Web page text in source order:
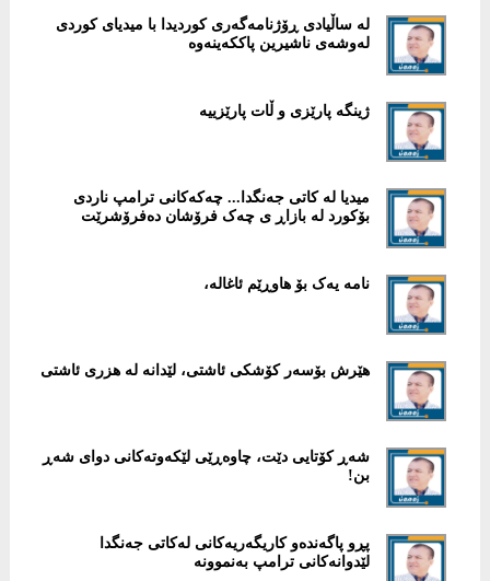
لە ساڵیادی ڕۆژنامەگەری کوردیدا با میدیای کوردی
لەوشەی ناشیرین پاککەینەوە
ژینگە پارێزی و ڵات پارێزییە
میدیا لە کاتی جەنگدا... چەکەکانی ترامپ ناردی
بۆکورد لە بازاڕ ی چەک فرۆشان دەفرۆشرێت
نامە یەک بۆ هاوڕێم ئاغالە،
هێرش بۆسەر کۆشکی ئاشتی، لێدانە لە هزری ئاشتی
شەڕ کۆتایی دێت، چاوەڕێی لێکەوتەکانی دوای شەڕ
بن!
پڕو پاگەندەو کاریگەریەکانی لەکاتی جەنگدا
لێدوانەکانی ترامپ بەنموونە